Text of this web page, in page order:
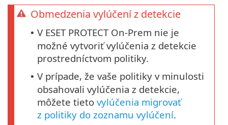
Obmedzenia vylúčení z detekcie
• V ESET PROTECT On-Prem nie je
možné vytvoriť vylúčenia z detekcie
prostredníctvom politiky.
• V prípade, že vaše politiky v minulosti
obsahovali vylúčenia z detekcie,
môžete tieto vylúčenia migrovať
z politiky do zoznamu vylúčení.